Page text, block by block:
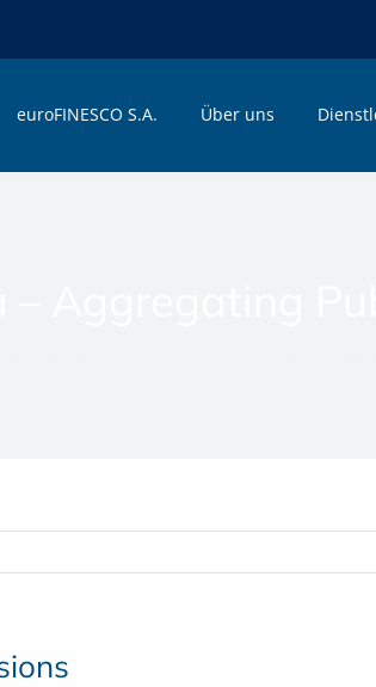
euroFINESCO S.A. Über uns